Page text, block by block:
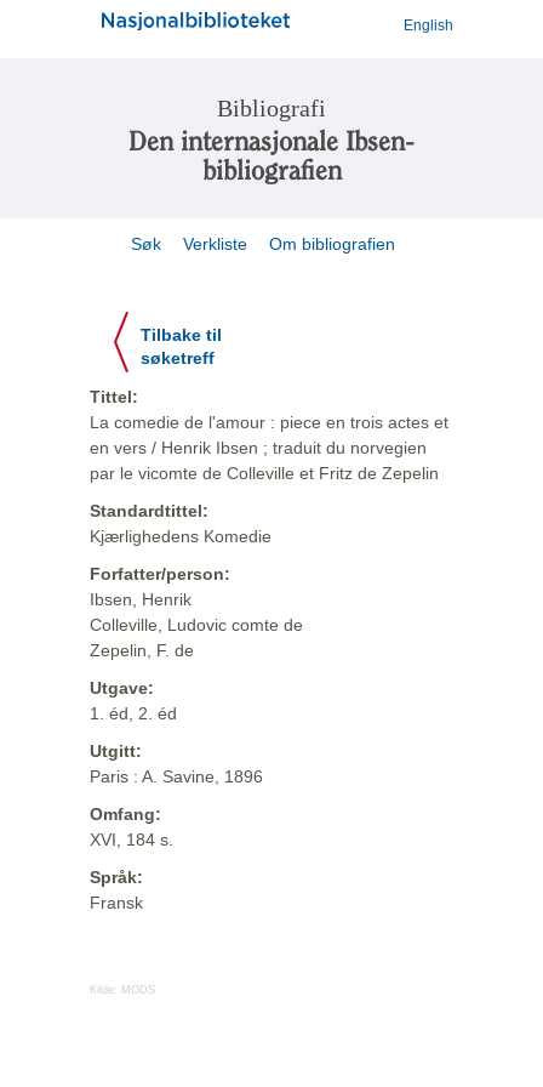
English
Bibliografi
Den internasjonale Ibsen-
bibliografien
Søk Verkliste Om bibliografien
Tilbake til
søketreff
Tittel:
La comedie de l'amour : piece en trois actes et
en vers / Henrik Ibsen ; traduit du norvegien
par le vicomte de Colleville et Fritz de Zepelin
Standardtittel:
Kjærlighedens Komedie
Forfatter/person:
Ibsen, Henrik
Colleville, Ludovic comte de
Zepelin, F. de
Utgave:
1. éd, 2. éd
Utgitt:
Paris : A. Savine, 1896
Omfang:
XVI, 184 s.
Språk:
Fransk
Kilde: MODS